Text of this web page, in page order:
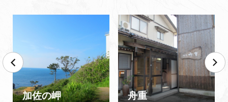
加佐の岬 舟重